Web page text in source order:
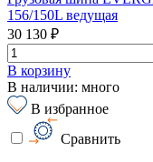
156/150L ведущая
30 130 ₽
В корзину
В наличии: много
В избранное
Сравнить